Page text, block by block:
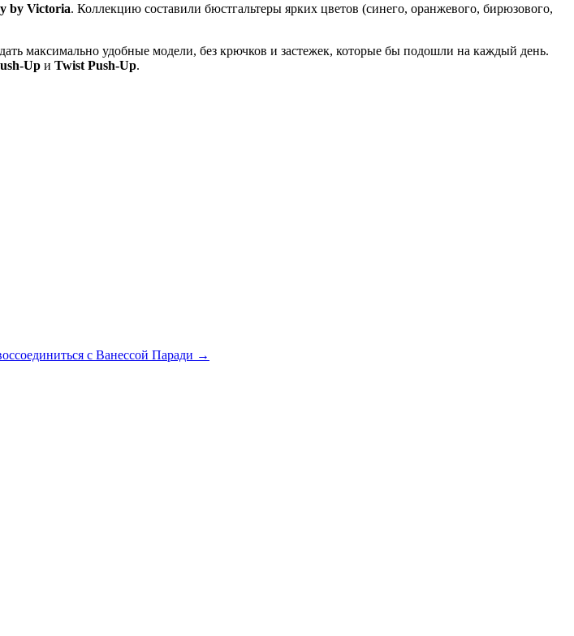
by Victoria. Коллекцию составили бюстгальтеры ярких цветов (синего, оранжевого, бирюзового,
максимально удобные модели, без крючков и застежек, которые бы подошли на каждый день.
Up и Twist Push-Up.
с Ванессой Паради →